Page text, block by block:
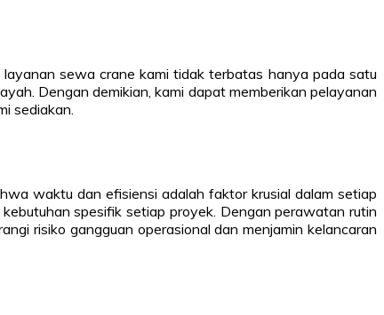
layanan sewa crane kami tidak terbatas hanya pada satu
Dengan demikian, kami dapat memberikan pelayanan
sediakan.
waktu dan efisiensi adalah faktor krusial dalam setiap
spesifik setiap proyek. Dengan perawatan rutin
risiko gangguan operasional dan menjamin kelancaran